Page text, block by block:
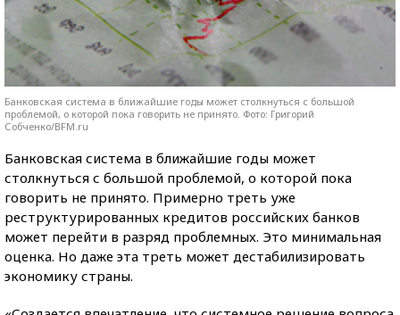
Банковская система в ближайшие годы может столкнуться с большой
проблемой, о которой пока говорить не принято. Фото: Григорий
Собченко/BFM.ru
Банковская система в ближайшие годы может
столкнуться с большой проблемой, о которой пока
говорить не принято. Примерно треть уже
реструктурированных кредитов российских банков
может перейти в разряд проблемных. Это минимальная
оценка. Но даже эта треть может дестабилизировать
экономику страны.